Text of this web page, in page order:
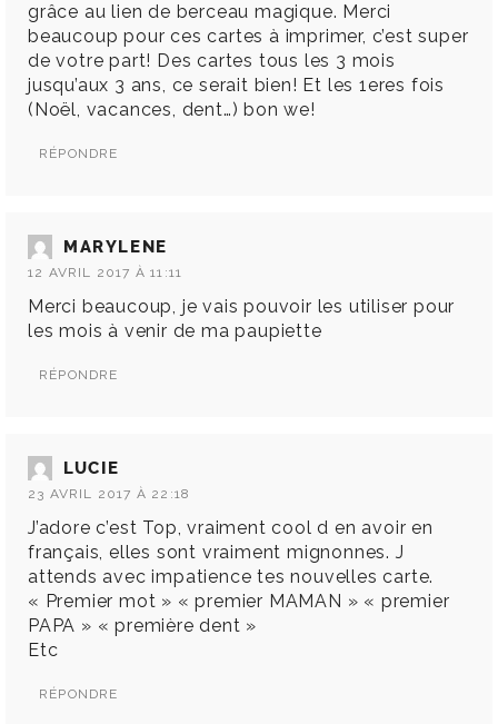
grâce au lien de berceau magique. Merci
beaucoup pour ces cartes à imprimer, c’est super
de votre part! Des cartes tous les 3 mois
jusqu’aux 3 ans, ce serait bien! Et les 1eres fois
(Noël, vacances, dent…) bon we!
RÉPONDRE
MARYLENE
12 AVRIL 2017 À 11:11
Merci beaucoup, je vais pouvoir les utiliser pour
les mois à venir de ma paupiette
RÉPONDRE
LUCIE
23 AVRIL 2017 À 22:18
J’adore c’est Top, vraiment cool d en avoir en
français, elles sont vraiment mignonnes. J
attends avec impatience tes nouvelles carte.
« Premier mot » « premier MAMAN » « premier
PAPA » « première dent »
Etc
RÉPONDRE